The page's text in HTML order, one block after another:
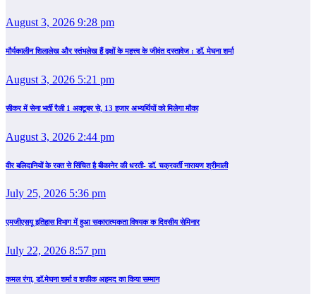
August 3, 2026 9:28 pm
मौर्यकालीन शिलालेख और स्तंभलेख हैं वृक्षों के महत्त्व के जीवंत दस्तावेज : डॉ. मेघना शर्मा
August 3, 2026 5:21 pm
सीकर में सेना भर्ती रैली 1 अक्टूबर से, 13 हजार अभ्यर्थियों को मिलेगा मौका
August 3, 2026 2:44 pm
वीर बलिदानियों के रक्त से सिंचित है बीकानेर की धरती- डॉ. चक्रवर्ती नारायण श्रीमाली
July 25, 2026 5:36 pm
एमजीएसयू इतिहास विभाग में हुआ सकारात्मकता विषयक क दिवसीय सेमिनार
July 22, 2026 8:57 pm
कमल रंगा, डॉ.मेघना शर्मा व शफीक अहमद का किया सम्‍मान